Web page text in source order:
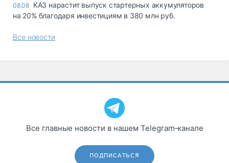
08.08 КАЗ нарастит выпуск стартерных аккумуляторов
на 20% благодаря инвестициям в 380 млн руб.
Все новости
Все главные новости в нашем Telegram‑канале
ПОДПИСАТЬСЯ